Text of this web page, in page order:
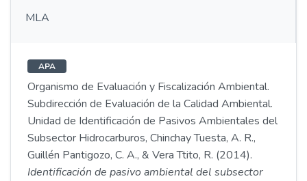
MLA
APA
Organismo de Evaluación y Fiscalización Ambiental.
Subdirección de Evaluación de la Calidad Ambiental.
Unidad de Identificación de Pasivos Ambientales del
Subsector Hidrocarburos, Chinchay Tuesta, A. R.,
Guillén Pantigozo, C. A., & Vera Ttito, R. (2014).
Identificación de pasivo ambiental del subsector